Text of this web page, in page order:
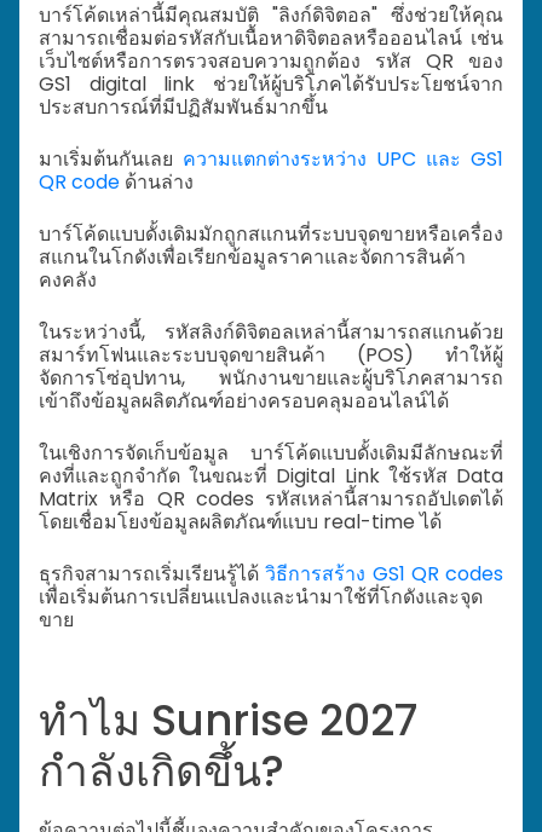
บาร์โค้ดเหล่านี้มีคุณสมบัติ "ลิงก์ดิจิตอล" ซึ่งช่วยให้คุณ
สามารถเชื่อมต่อรหัสกับเนื้อหาดิจิตอลหรือออนไลน์ เช่น
เว็บไซต์หรือการตรวจสอบความถูกต้อง รหัส QR ของ
GS1 digital link ช่วยให้ผู้บริโภคได้รับประโยชน์จาก
ประสบการณ์ที่มีปฏิสัมพันธ์มากขึ้น
มาเริ่มต้นกันเลย ความแตกต่างระหว่าง UPC และ GS1
QR code ด้านล่าง
บาร์โค้ดแบบดั้งเดิมมักถูกสแกนที่ระบบจุดขายหรือเครื่อง
สแกนในโกดังเพื่อเรียกข้อมูลราคาและจัดการสินค้า
คงคลัง
ในระหว่างนี้, รหัสลิงก์ดิจิตอลเหล่านี้สามารถสแกนด้วย
สมาร์ทโฟนและระบบจุดขายสินค้า (POS) ทำให้ผู้
จัดการโซ่อุปทาน, พนักงานขายและผู้บริโภคสามารถ
เข้าถึงข้อมูลผลิตภัณฑ์อย่างครอบคลุมออนไลน์ได้
ในเชิงการจัดเก็บข้อมูล บาร์โค้ดแบบดั้งเดิมมีลักษณะที่
คงที่และถูกจำกัด ในขณะที่ Digital Link ใช้รหัส Data
Matrix หรือ QR codes รหัสเหล่านี้สามารถอัปเดตได้
โดยเชื่อมโยงข้อมูลผลิตภัณฑ์แบบ real-time ได้
ธุรกิจสามารถเริ่มเรียนรู้ได้วิธีการสร้าง GS1 QR codes
เพื่อเริ่มต้นการเปลี่ยนแปลงและนำมาใช้ที่โกดังและจุด
ขาย
ทำไม Sunrise 2027
กำลังเกิดขึ้น?